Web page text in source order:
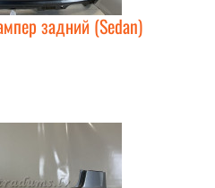
задний (Sedan)